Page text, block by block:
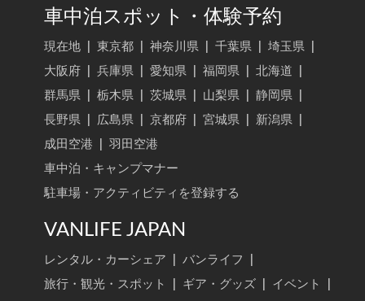
車中泊スポット・体験予約
現在地 東京都 神奈川県 千葉県 埼玉県
大阪府
兵庫県 愛知県 福岡県 北海道
群馬県
栃木県 茨城県 山梨県 静岡県
長野県
広島県 京都府 宮城県 新潟県
成田空港
羽田空港
車中泊・キャンプマナー
駐車場・アクティビティを登録する
VANLIFE JAPAN
レンタル・カーシェア バンライフ
旅行・観光・スポット
ギア・グッズ イベント